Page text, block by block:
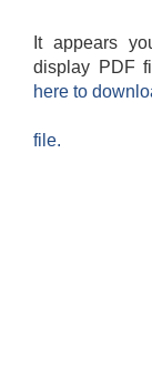
It appears
display PDF
here to
file.